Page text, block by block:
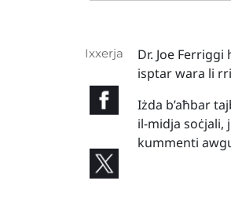
Ixxerja
Dr. Joe
isptar wara li
Iżda b’aħbar
il-midja
kummenti